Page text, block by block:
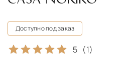
Доступно под заказ
5 (1)